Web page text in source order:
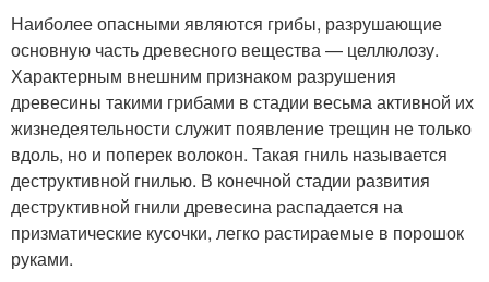
Наиболее опасными являются грибы, разрушающие
основную часть древесного вещества — целлюлозу.
Характерным внешним признаком разрушения
древесины такими грибами в стадии весьма активной их
жизнедеятельности служит появление трещин не только
вдоль, но и поперек волокон. Такая гниль называется
деструктивной гнилью. В конечной стадии развития
деструктивной гнили древесина распадается на
призматические кусочки, легко растираемые в порошок
руками.